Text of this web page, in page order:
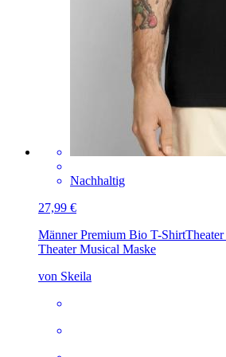
Nachhaltig
27,99 €
Männer Premium Bio T-Shirt
Theater Musical Maske
von Skeila